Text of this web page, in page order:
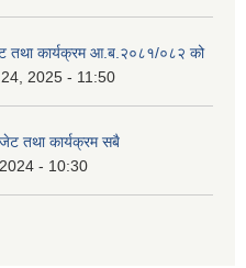
तथा कार्यक्रम आ.ब.२०८१/०८२ को
2025 - 11:50
तथा कार्यक्रम सबै
- 10:30